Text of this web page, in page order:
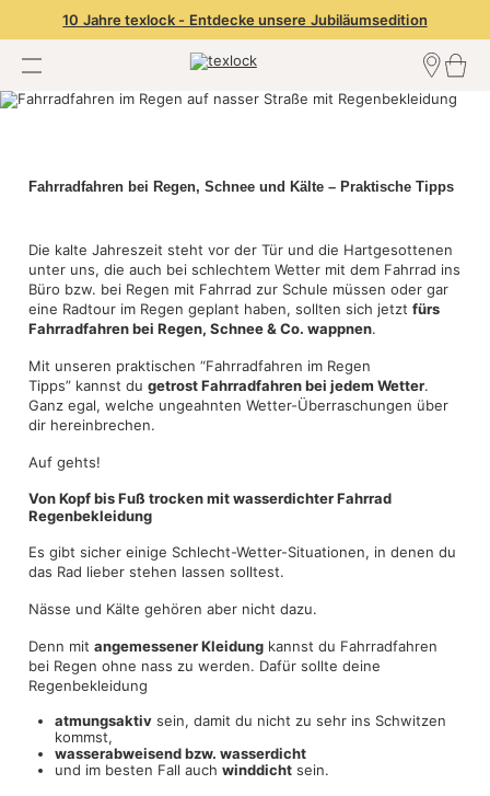
10 Jahre texlock - Entdecke unsere Jubiläumsedition
Fahrradfahren bei Regen, Schnee und Kälte – Praktische Tipps
Die kalte Jahreszeit steht vor der Tür und die Hartgesottenen
unter uns, die auch bei schlechtem Wetter mit dem Fahrrad ins
Büro bzw. bei Regen mit Fahrrad zur Schule müssen oder gar
eine Radtour im Regen geplant haben, sollten sich jetzt fürs
Fahrradfahren bei Regen, Schnee & Co. wappnen.
Mit unseren praktischen “Fahrradfahren im Regen
Tipps” kannst du getrost Fahrradfahren bei jedem Wetter.
Ganz egal, welche ungeahnten Wetter-Überraschungen über
dir hereinbrechen.
Auf gehts!
Von Kopf bis Fuß trocken mit wasserdichter Fahrrad
Regenbekleidung
Es gibt sicher einige Schlecht-Wetter-Situationen, in denen du
das Rad lieber stehen lassen solltest.
Nässe und Kälte gehören aber nicht dazu.
Denn mit angemessener Kleidung kannst du Fahrradfahren
bei Regen ohne nass zu werden. Dafür sollte deine
Regenbekleidung
atmungsaktiv sein, damit du nicht zu sehr ins Schwitzen
kommst,
wasserabweisend bzw. wasserdicht
und im besten Fall auch winddicht sein.